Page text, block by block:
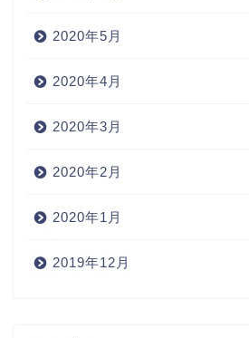
2020年5月
2020年4月
2020年3月
2020年2月
2020年1月
2019年12月